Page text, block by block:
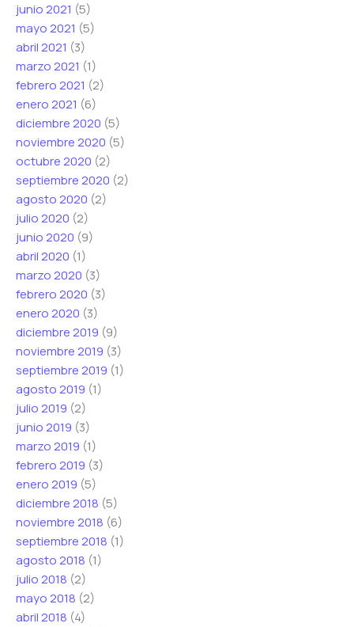
junio 2021 (5)
mayo 2021 (5)
abril 2021 (3)
marzo 2021 (1)
febrero 2021 (2)
enero 2021 (6)
diciembre 2020 (5)
noviembre 2020 (5)
octubre 2020 (2)
septiembre 2020 (2)
agosto 2020 (2)
julio 2020 (2)
junio 2020 (9)
abril 2020 (1)
marzo 2020 (3)
febrero 2020 (3)
enero 2020 (3)
diciembre 2019 (9)
noviembre 2019 (3)
septiembre 2019 (1)
agosto 2019 (1)
julio 2019 (2)
junio 2019 (3)
marzo 2019 (1)
febrero 2019 (3)
enero 2019 (5)
diciembre 2018 (5)
noviembre 2018 (6)
septiembre 2018 (1)
agosto 2018 (1)
julio 2018 (2)
mayo 2018 (2)
abril 2018 (4)